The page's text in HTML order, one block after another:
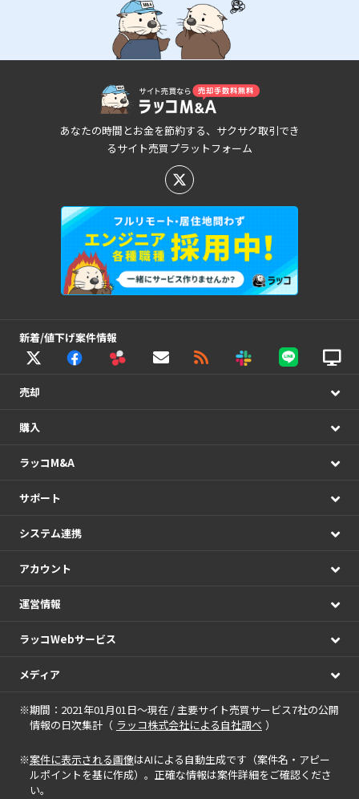
あなたの時間とお金を節約する、サクサク取引でき
るサイト売買プラットフォーム
新着/値下げ案件情報
売却
購入
ラッコM&A
サポート
システム連携
アカウント
運営情報
ラッコWebサービス
メディア
※期間：2021年01月01日～現在 / 主要サイト売買サービス7社の公開
情報の日次集計（ ラッコ株式会社による自社調べ ）
※案件に表示される画像はAIによる自動生成です（案件名・アピー
ルポイントを基に作成）。正確な情報は案件詳細をご確認くださ
い。